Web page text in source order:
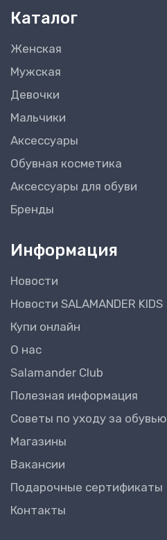
Каталог
Женская
Мужская
Девочки
Мальчики
Аксессуары
Обувная косметика
Аксессуары для обуви
Бренды
Информация
Новости
Новости SALAMANDER KIDS
Купи онлайн
О нас
Salamander Club
Полезная информация
Советы по уходу за обувью
Магазины
Вакансии
Подарочные сертификаты
Контакты